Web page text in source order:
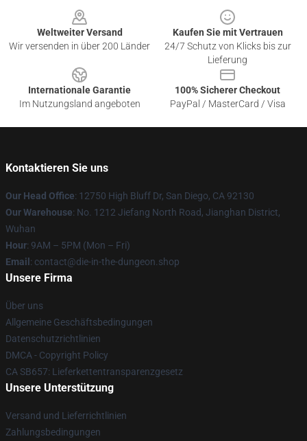
Weltweiter Versand
Wir versenden in über 200 Länder
Kaufen Sie mit Vertrauen
24/7 Schutz von Klicks bis zur
Lieferung
Internationale Garantie
Im Nutzungsland angeboten
100% Sicherer Checkout
PayPal / MasterCard / Visa
Kontaktieren Sie uns
Our Head Office: 12750 High Bluff Dr, San Diego, CA 92130
Our Warehouse: No. 1212 Jiefang North Road, Jianghan District,
Wuhan
Hour: 9AM – 5PM (Mon – Fri)
Email : contact@die-in-the-dungeon.shop
Unsere Firma
Über uns
Allgemeine Geschäftsbedingungen
Datenschutzrichtlinien
DMCA - Copyright Policy
CA SB657: Lieferkettentransparenzgesetz
Unsere Unterstützung
Versand und Lieferrichtlinien
Zahlungsbedingungen